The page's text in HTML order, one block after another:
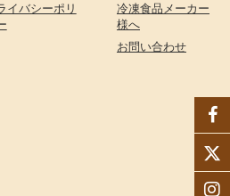
イバシーポリ
冷凍食品メーカー
様へ
お問い合わせ